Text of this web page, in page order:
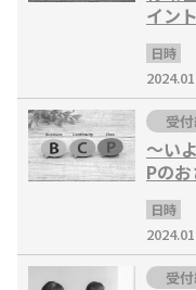
イン
日時
受
〜い
Pの
日時
受